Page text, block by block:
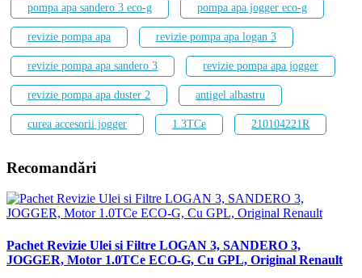
pompa apa sandero 3 eco-g pompa apa jogger eco-g
revizie pompa apa revizie pompa apa logan 3
revizie pompa apa sandero 3 revizie pompa apa jogger
revizie pompa apa duster 2 antigel albastru
curea accesorii jogger 1.3TCe 210104221R
Recomandări
Pachet Revizie Ulei si Filtre LOGAN 3, SANDERO 3,
JOGGER, Motor 1.0TCe ECO-G, Cu GPL, Original Renault